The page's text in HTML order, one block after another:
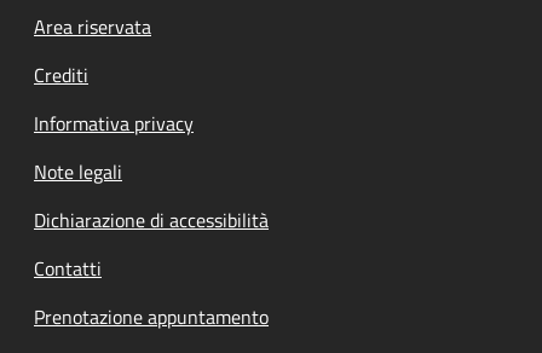
Footer menu
Area riservata
Crediti
Informativa privacy
Note legali
Dichiarazione di accessibilità
Contatti
Prenotazione appuntamento